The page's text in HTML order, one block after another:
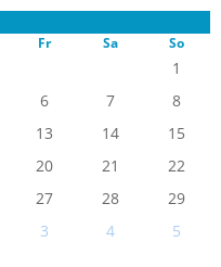
Fr Sa So
1
6 7
8
13 14
15
20 21
22
27 28
29
3 4 5